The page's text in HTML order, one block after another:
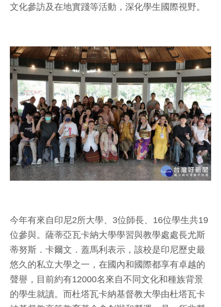
文化參訪及在地實踐等活動，深化學生國際視野。
今年有來自印尼2所大學、3位師長、16位學生共19
位參與。薩蒂亞瓦卡納大學學習與教學處處長尤斯
蒂努斯．卡爾文．蓋馬利表示，該校是印尼歷史最
悠久的私立大學之一，在國內和國際都享有卓越的
聲譽，目前約有12000名來自不同文化和種族背景
的學生就讀。而杜塔瓦卡納基督教大學由杜塔瓦卡